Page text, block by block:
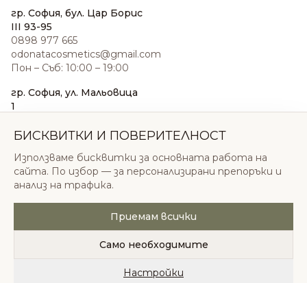
гр. София, бул. Цар Борис
III 93-95
0898 977 665
odonatacosmetics@gmail.com
Пон – Съб: 10:00 – 19:00
гр. София, ул. Мальовица
1
sales@odonatacosmetics.com
Нед: 11:00 – 18:00
© 2026 Одоната Козметикс ООД. Всички права
запазени.
Политика за поверителностОбщи условия
БИСКВИТКИ И ПОВЕРИТЕЛНОСТ
Използваме бисквитки за основната работа на
сайта. По избор — за персонализирани препоръки и
анализ на трафика.
Приемам всички
Само необходимите
Настройки